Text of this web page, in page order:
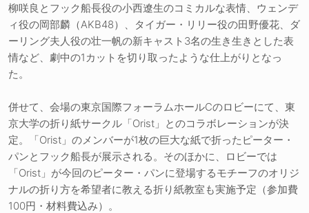
柳咲良とフック船長役の小西遼生のコミカルな表情、ウェンデ
ィ役の岡部麟（AKB48）、タイガー・リリー役の田野優花、ダ
ーリング夫人役の壮一帆の新キャスト3名の生き生きとした表
情など、劇中の1カットを切り取ったような仕上がりとなっ
た。
併せて、会場の東京国際フォーラムホールCのロビーにて、東
京大学の折り紙サークル「Orist」とのコラボレーションが決
定。「Orist」のメンバーが1枚の巨大な紙で折ったピーター・
パンとフック船長が展示される。そのほかに、ロビーでは
「Orist」が今回のピーター・パンに登場するモチーフのオリジ
ナルの折り方を希望者に教える折り紙教室も実施予定（参加費
100円・材料費込み）。